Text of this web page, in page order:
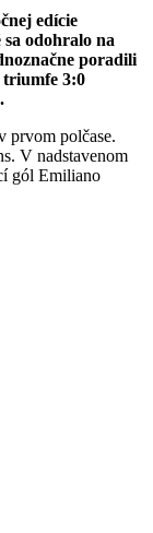
edície
odohralo na
poradili
triumfe 3:0
prvom polčase.
V nadstavenom
gól Emiliano